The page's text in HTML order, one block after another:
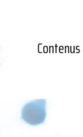
Contenus